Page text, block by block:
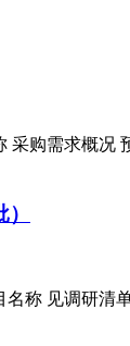
购需求概
见调研清